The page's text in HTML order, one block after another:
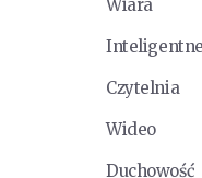
Wiara
Czytelnia
Wideo
Duchowość